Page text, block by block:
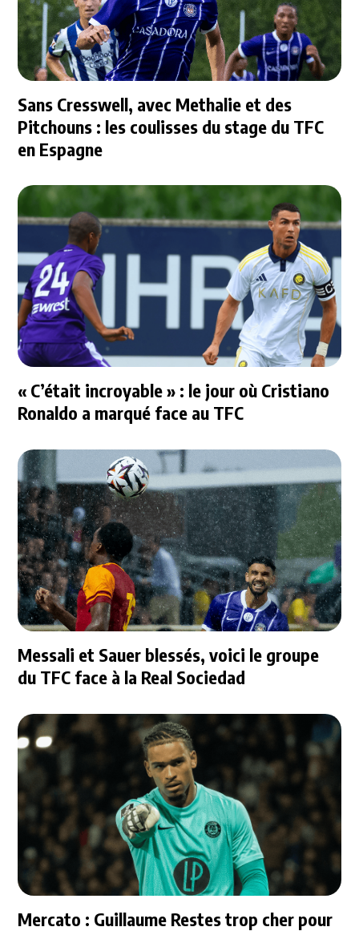
Sans Cresswell, avec Methalie et des
Pitchouns : les coulisses du stage du TFC
en Espagne
« C’était incroyable » : le jour où Cristiano
Ronaldo a marqué face au TFC
Messali et Sauer blessés, voici le groupe
du TFC face à la Real Sociedad
Mercato : Guillaume Restes trop cher pour